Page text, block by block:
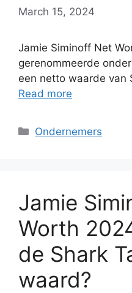
March 15, 2024
Jamie Siminoff Net
gerenommeerde
een netto waarde
Read more
Categories
Ondernemers
Jamie
Worth
de Shark
waard?